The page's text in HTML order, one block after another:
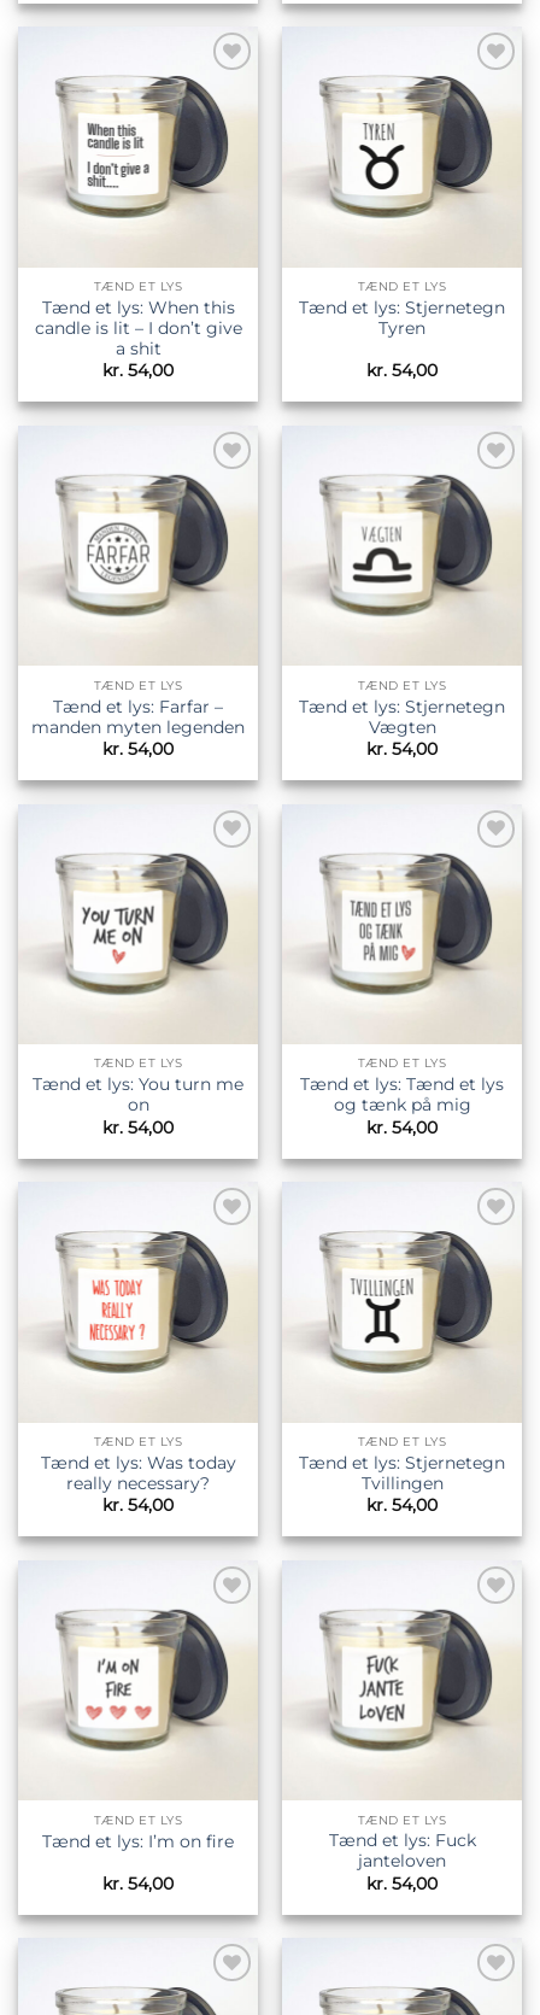
Tilføj til
ønskeliste
TÆND ET LYS
Tænd et lys: When this
candle is lit – I don’t give
a shit
kr. 54,00
Tilføj til
ønskeliste
TÆND ET LYS
Tænd et lys: Stjernetegn
Tyren
kr. 54,00
Tilføj til
ønskeliste
TÆND ET LYS
Tænd et lys: Farfar –
manden myten legenden
kr. 54,00
Tilføj til
ønskeliste
TÆND ET LYS
Tænd et lys: Stjernetegn
Vægten
kr. 54,00
Tilføj til
ønskeliste
TÆND ET LYS
Tænd et lys: You turn me
on
kr. 54,00
Tilføj til
ønskeliste
TÆND ET LYS
Tænd et lys: Tænd et lys
og tænk på mig
kr. 54,00
Tilføj til
ønskeliste
TÆND ET LYS
Tænd et lys: Was today
really necessary?
kr. 54,00
Tilføj til
ønskeliste
TÆND ET LYS
Tænd et lys: Stjernetegn
Tvillingen
kr. 54,00
Tilføj til
ønskeliste
TÆND ET LYS
Tænd et lys: I’m on fire
kr. 54,00
Tilføj til
ønskeliste
TÆND ET LYS
Tænd et lys: Fuck
janteloven
kr. 54,00
Tilføj til
Tilføj til